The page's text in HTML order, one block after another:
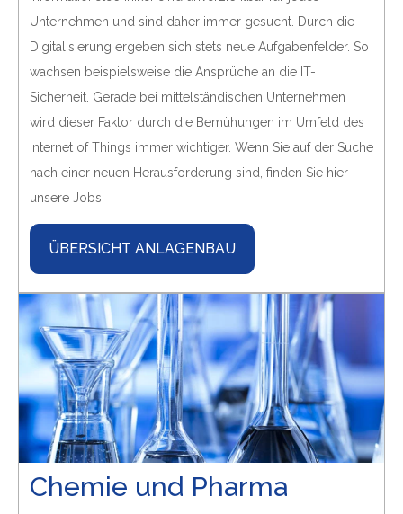
Unternehmen und sind daher immer gesucht. Durch die
Digitalisierung ergeben sich stets neue Aufgabenfelder. So
wachsen beispielsweise die Ansprüche an die IT-
Sicherheit. Gerade bei mittelständischen Unternehmen
wird dieser Faktor durch die Bemühungen im Umfeld des
Internet of Things immer wichtiger. Wenn Sie auf der Suche
nach einer neuen Herausforderung sind, finden Sie hier
unsere Jobs.
ÜBERSICHT ANLAGENBAU
Chemie und Pharma